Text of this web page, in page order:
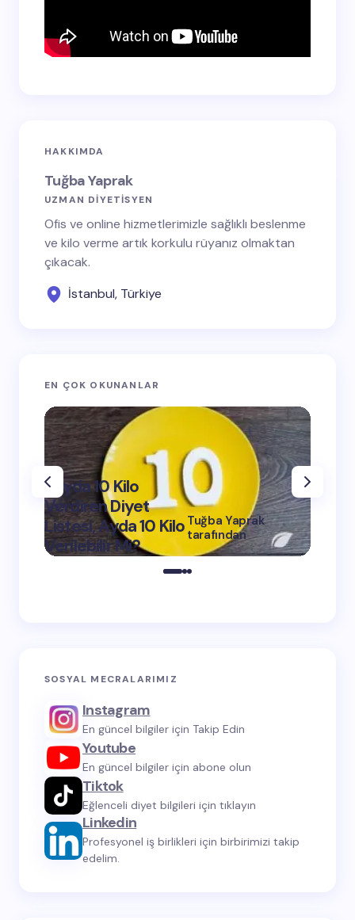
HAKKIMDA
Tuğba Yaprak
UZMAN DİYETİSYEN
Ofis ve online hizmetlerimizle sağlıklı beslenme
ve kilo verme artık korkulu rüyanız olmaktan
çıkacak.
İstanbul, Türkiye
EN ÇOK OKUNANLAR
1 Ayda 10 Kilo
Verdiren Diyet
Listesi, Ayda 10 Kilo
Verilebilir Mi?
Tuğba Yaprak
tarafından
on Mart 11, 2024
SOSYAL MECRALARIMIZ
Instagram
En güncel bilgiler için Takip Edin
Youtube
En güncel bilgiler için abone olun
Tiktok
Eğlenceli diyet bilgileri için tıklayın
Linkedin
Profesyonel iş birlikleri için birbirimizi takip
edelim.